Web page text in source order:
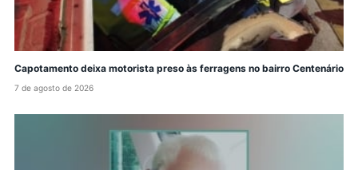
Capotamento deixa motorista preso às ferragens no bairro Centenário
7 de agosto de 2026